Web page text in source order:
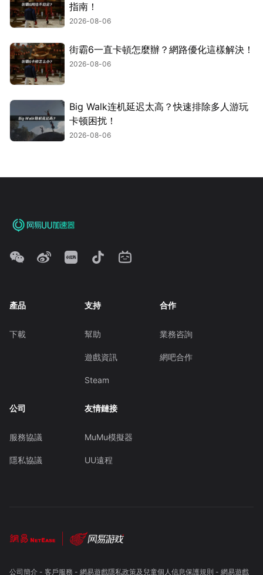
指南！
2026-08-06
街霸6一直卡頓怎麼辦？網路優化這樣解決！
2026-08-06
Big Walk连机延迟太高？快速排除多人游玩
卡顿困扰！
2026-08-06
產品
下載
支持
幫助
遊戲資訊
Steam
合作
業務咨詢
網吧合作
公司
服務協議
隱私協議
友情鏈接
MuMu模擬器
UU遠程
公司簡介- 客戶服務 - 網易遊戲隱私政策及兒童個人信息保護規則 - 網易遊戲